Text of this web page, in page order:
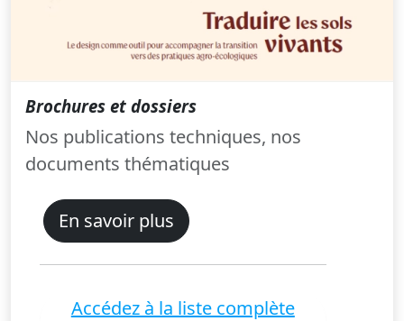
Brochures et dossiers
Nos publications techniques, nos
documents thématiques
En savoir plus
Accédez à la liste complète